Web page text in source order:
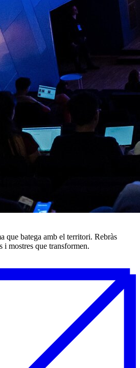
que batega amb el territori. Rebràs
i mostres que transformen.